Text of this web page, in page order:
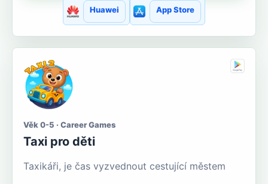
Huawei App Store
Věk 0-5 · Career Games
Taxi pro děti
Taxikáři, je čas vyzvednout cestující městem